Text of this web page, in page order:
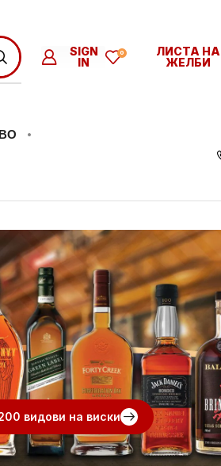
SIGN
IN
ЛИСТА НА
ЖЕЛБИ
.
видови на виски